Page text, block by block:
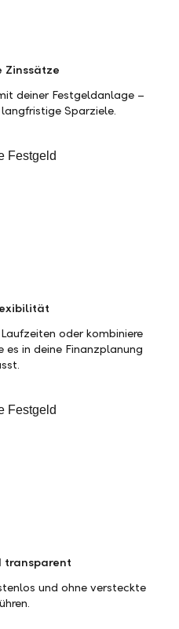
Zinssätze
deiner Festgeldanlage –
Sparziele.
oder kombiniere
es in deine Finanzplanung
transparent
und ohne versteckte